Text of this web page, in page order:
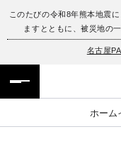
このたびの令和8年熊本地震
ますとともに、被災地の
名古屋
ホーム
フロアガイド
イベント・ポッ
ENGLISH